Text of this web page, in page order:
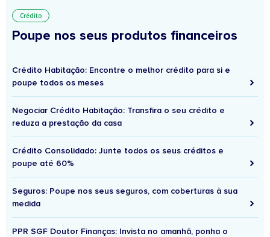
Crédito
Poupe nos seus produtos financeiros
Crédito Habitação: Encontre o melhor crédito para si e
poupe todos os meses
Negociar Crédito Habitação: Transfira o seu crédito e
reduza a prestação da casa
Crédito Consolidado: Junte todos os seus créditos e
poupe até 60%
Seguros: Poupe nos seus seguros, com coberturas à sua
medida
PPR SGF Doutor Finanças: Invista no amanhã, ponha o